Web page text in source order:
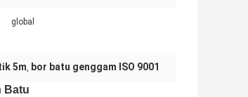
global
5m, bor batu genggam ISO 9001
Batu